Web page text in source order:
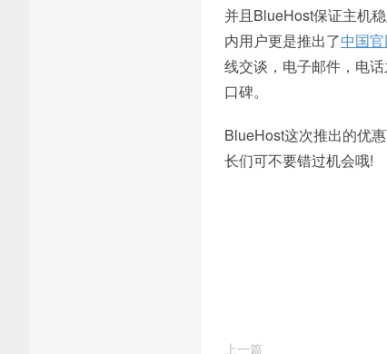
并且BlueHost保证主机
内用户更是推出了中国
线交谈，电子邮件，电
口碑。
BlueHost这次推出的优
长们可不要错过机会哦!
上一篇